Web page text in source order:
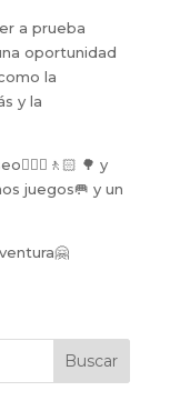
a prueba
oportunidad
la
y la
🌳 y
juegos🥅 y un
Buscar